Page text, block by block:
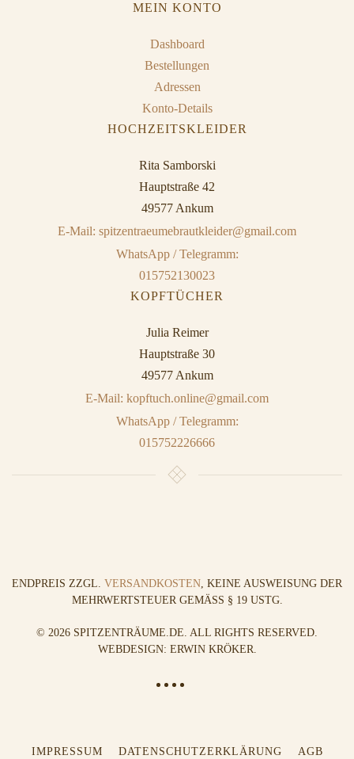
MEIN KONTO
Dashboard
Bestellungen
Adressen
Konto-Details
HOCHZEITSKLEIDER
Rita Samborski
Hauptstraße 42
49577 Ankum
E-Mail: spitzentraeumebrautkleider@gmail.com
WhatsApp / Telegramm:
015752130023
KOPFTÜCHER
Julia Reimer
Hauptstraße 30
49577 Ankum
E-Mail: kopftuch.online@gmail.com
WhatsApp / Telegramm:
015752226666
ENDPREIS ZZGL. VERSANDKOSTEN, KEINE AUSWEISUNG DER
MEHRWERTSTEUER GEMÄSS § 19 USTG.
© 2026 SPITZENTRÄUME.DE. ALL RIGHTS RESERVED.
WEBDESIGN: ERWIN KRÖKER.
IMPRESSUM DATENSCHUTZERKLÄRUNG AGB